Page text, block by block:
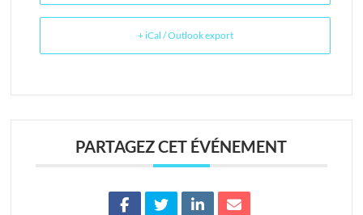
+ iCal / Outlook export
PARTAGEZ CET ÉVÉNEMENT